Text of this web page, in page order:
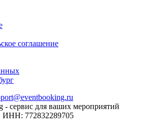
соглашение
- сервис для ваших мероприятий
772832289705